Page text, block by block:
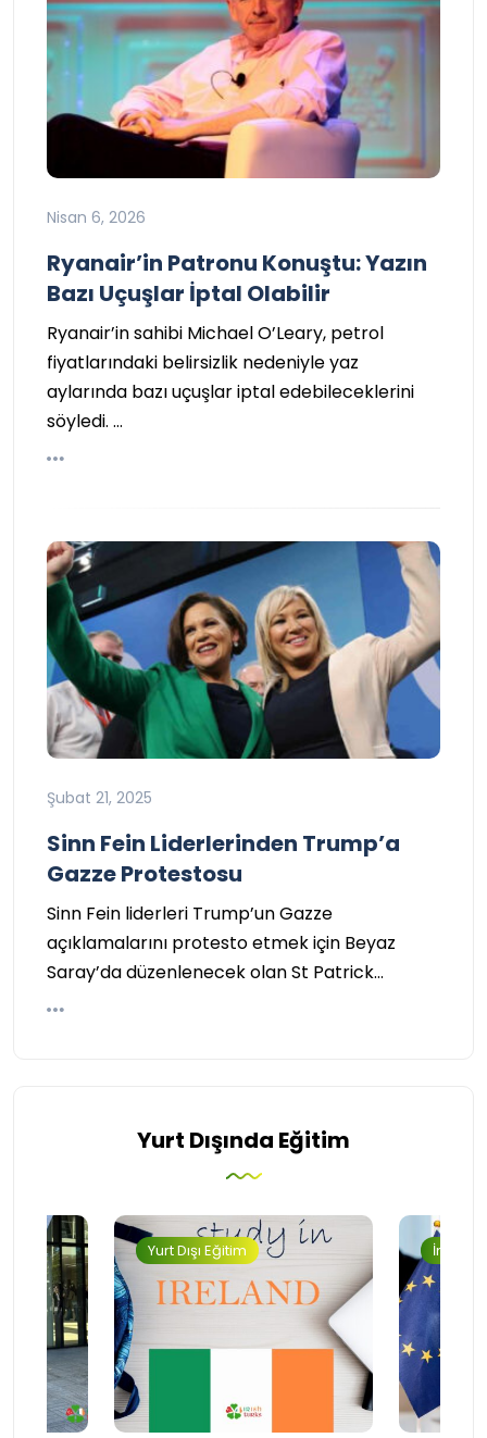
Nisan 6, 2026
Ryanair’in Patronu Konuştu: Yazın
Bazı Uçuşlar İptal Olabilir
Ryanair’in sahibi Michael O’Leary, petrol
fiyatlarındaki belirsizlik nedeniyle yaz
aylarında bazı uçuşlar iptal edebileceklerini
söyledi. …
Şubat 21, 2025
Sinn Fein Liderlerinden Trump’a
Gazze Protestosu
Sinn Fein liderleri Trump’un Gazze
açıklamalarını protesto etmek için Beyaz
Saray’da düzenlenecek olan St Patrick…
Yurt Dışında Eğitim
Yurt Dışı Eğitim